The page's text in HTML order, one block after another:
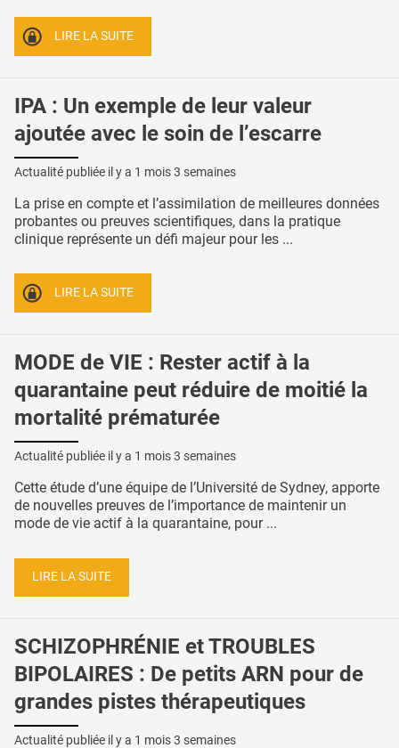
LIRE LA SUITE
IPA : Un exemple de leur valeur
ajoutée avec le soin de l’escarre
Actualité publiée il y a 1 mois 3 semaines
La prise en compte et l’assimilation de meilleures données
probantes ou preuves scientifiques, dans la pratique
clinique représente un défi majeur pour les ...
LIRE LA SUITE
MODE de VIE : Rester actif à la
quarantaine peut réduire de moitié la
mortalité prématurée
Actualité publiée il y a 1 mois 3 semaines
Cette étude d’une équipe de l’Université de Sydney, apporte
de nouvelles preuves de l’importance de maintenir un
mode de vie actif à la quarantaine, pour ...
LIRE LA SUITE
SCHIZOPHRÉNIE et TROUBLES
BIPOLAIRES : De petits ARN pour de
grandes pistes thérapeutiques
Actualité publiée il y a 1 mois 3 semaines